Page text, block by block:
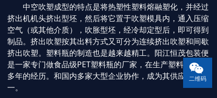
中空吹塑成型的特点是将热塑性塑料熔融塑化，并经过
挤出机机头挤出型坯，然后将它置于吹塑模具内，通入压缩
空气（或其他介质），吹胀型坯，经冷却定型后，即可得到
制品。挤出吹塑按其出料方式又可分为连续挤出吹塑和间歇
挤出吹塑。塑料瓶的制造也是越来越精工。阳江恒茂包装便
是一家专门做食品级PET塑料瓶的厂家，在生产塑料瓶上有
多年的经历。和国内多家大型企业协作，成为其供应商之
一。
二维码